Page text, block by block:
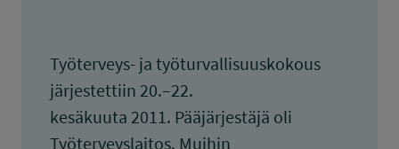
Työterveys- ja työturvallisuuskokous
järjestettiin 20.–22.
kesäkuuta 2011. Pääjärjestäjä oli
Työterveyslaitos. Muihin